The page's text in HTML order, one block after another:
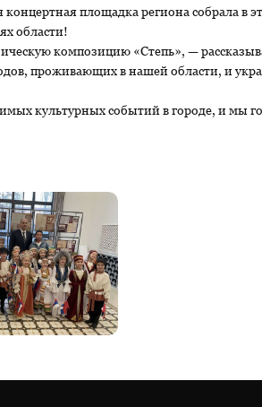
площадка региона собрала в
области!
композицию «Степь», —
проживающих в нашей области, и
культурных событий в городе, и мы